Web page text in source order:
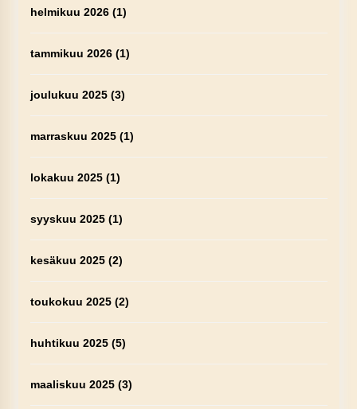
helmikuu 2026(1)
tammikuu 2026(1)
joulukuu 2025(3)
marraskuu 2025(1)
lokakuu 2025(1)
syyskuu 2025(1)
kesäkuu 2025(2)
toukokuu 2025(2)
huhtikuu 2025(5)
maaliskuu 2025(3)